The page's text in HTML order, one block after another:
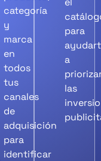
categoría
y
marca
en
todos
tus
canales
de
adquisición
para
identificar
para
a
las